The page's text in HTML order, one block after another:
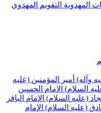
المهدوي
(عليه
الحسين
الإمام الباقر
الإمام